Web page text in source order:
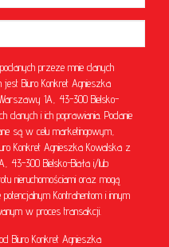
przeze mnie danych
Biuro Konkret Agnieszka
1A, 43-300 Bielsko-
danych i ich poprawiania. Podanie
są w celu marketingowym,
Konkret Agnieszka Kowalska z
43-300 Bielsko-Biała i/lub
nieruchomościami oraz mogą
Kontrahentom i innym
w proces transakcji.
Biuro Konkret Agnieszka